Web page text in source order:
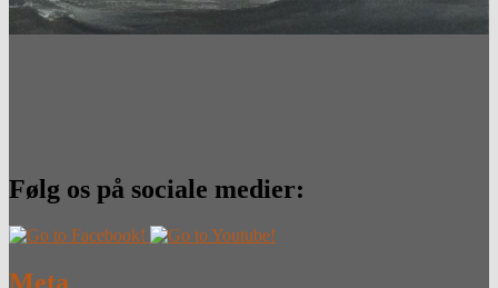
Følg os på sociale medier: